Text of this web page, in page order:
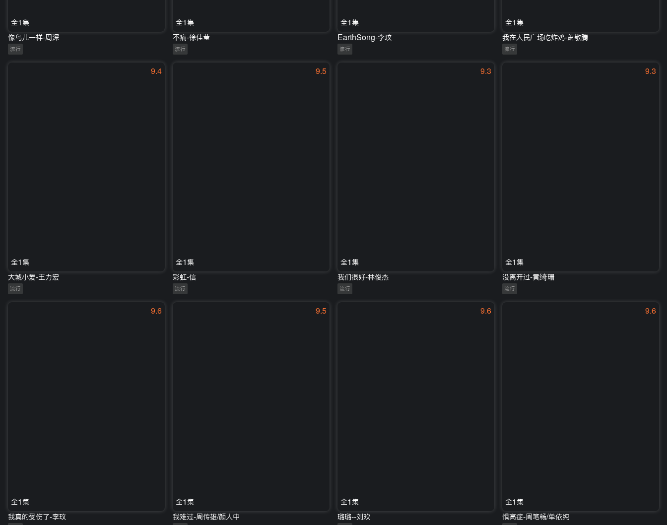
全1集
像鸟儿一样-周深
流行
全1集
不痛-徐佳莹
流行
全1集
EarthSong-李玟
流行
全1集
我在人民广场吃炸鸡-萧敬腾
流行
9.4
全1集
大城小爱-王力宏
流行
9.5
全1集
彩虹-信
流行
9.3
全1集
我们很好-林俊杰
流行
9.3
全1集
没离开过-黄绮珊
流行
9.6
全1集
我真的受伤了-李玟
9.5
全1集
我难过-周传雄/颜人中
9.6
全1集
璐璐--刘欢
9.6
全1集
惧高症-周笔畅/单依纯